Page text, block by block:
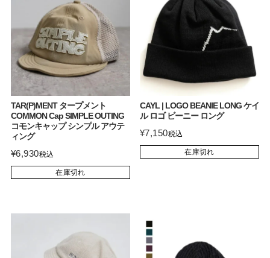
TAR(P)MENT タープメント
COMMON Cap SIMPLE OUTING
コモンキャップ シンプル アウテ
ィング
¥6,930税込
在庫切れ
CAYL | LOGO BEANIE LONG ケイ
ル ロゴ ビーニー ロング
¥7,150税込
在庫切れ